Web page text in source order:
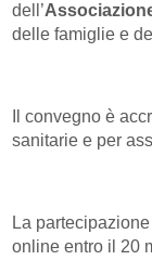
dell’
delle famiglie e
Il convegno è
sanitarie e per
La
online entro il 20